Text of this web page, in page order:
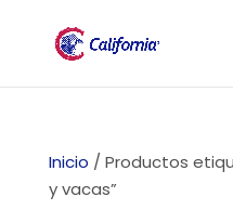
Inicio / Productos
y vacas”